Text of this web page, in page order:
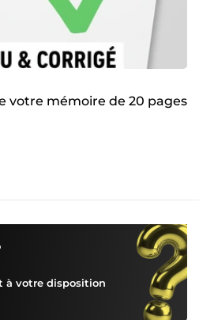
votre mémoire de 20 pages
à votre disposition